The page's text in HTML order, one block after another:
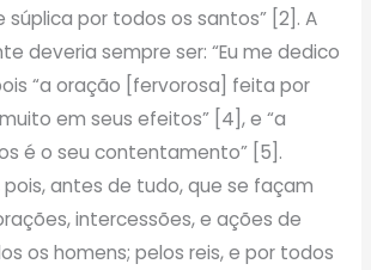
súplica por todos os santos” [2]. A
deveria sempre ser: “Eu me dedico
“a oração [fervorosa] feita por
em seus efeitos” [4], e “a
é o seu contentamento” [5].
antes de tudo, que se façam
intercessões, e ações de
os homens; pelos reis, e por todos